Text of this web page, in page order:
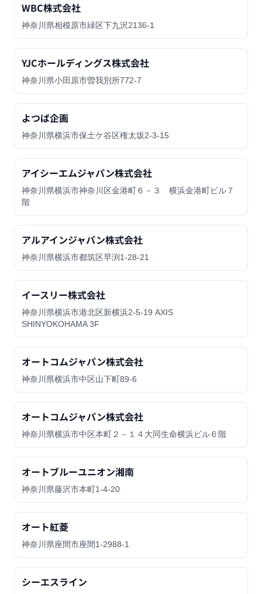
WBC株式会社
神奈川県相模原市緑区下九沢2136-1
YJCホールディングス株式会社
神奈川県小田原市曽我別所772-7
よつば企画
神奈川県横浜市保土ケ谷区権太坂2-3-15
アイシーエムジャパン株式会社
神奈川県横浜市神奈川区金港町６－３ 横浜金港町ビル７
階
アルアインジャパン株式会社
神奈川県横浜市都筑区早渕1-28-21
イースリー株式会社
神奈川県横浜市港北区新横浜2-5-19 AXIS
SHINYOKOHAMA 3F
オートコムジャパン株式会社
神奈川県横浜市中区山下町89-6
オートコムジャパン株式会社
神奈川県横浜市中区本町２－１４大同生命横浜ビル６階
オートブルーユニオン湘南
神奈川県藤沢市本町1-4-20
オート紅菱
神奈川県座間市座間1-2988-1
シーエスライン